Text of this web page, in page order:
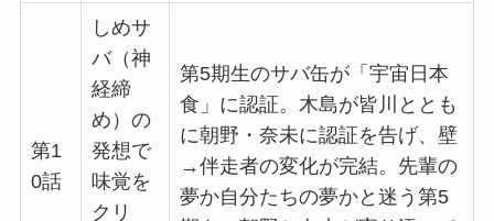
第1
0話
しめサ
バ（神
経締
め）の
発想で
味覚を
クリ
第5期生のサバ缶が「宇宙日本
食」に認証。木島が皆川ととも
に朝野・奈未に認証を告げ、壁
→伴走者の変化が完結。先輩の
夢か自分たちの夢かと迷う第5